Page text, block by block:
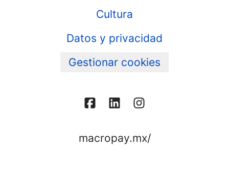
Cultura
Datos y privacidad
Gestionar cookies
macropay.mx/